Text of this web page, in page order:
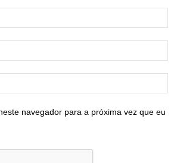
navegador para a próxima vez que eu